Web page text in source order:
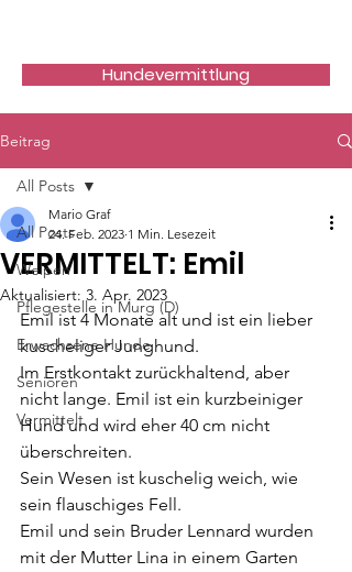
Hundevermittlung
Beitrag
All Posts
Welpen
Pflegestelle in Murg (D)
Erwachsene Hunde
Senioren
Vermittelt
All Posts
VERMITTELT: Emil
Mario Graf
24. Feb. 2023 1 Min. Lesezeit
Aktualisiert: 3. Apr. 2023
Emil ist 4 Monate alt und ist ein lieber
kuscheliger Junghund.
Im Erstkontakt zurückhaltend, aber
nicht lange. Emil ist ein kurzbeiniger
Hund und wird eher 40 cm nicht
überschreiten.
Sein Wesen ist kuschelig weich, wie
sein flauschiges Fell.
Emil und sein Bruder Lennard wurden
mit der Mutter Lina in einem Garten